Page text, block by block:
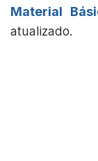
Material
atualizado.